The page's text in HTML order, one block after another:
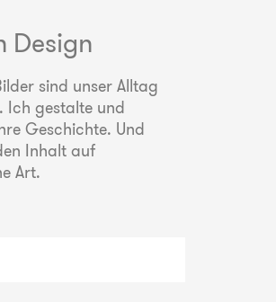
Design
sind unser Alltag
Ich gestalte und
Geschichte. Und
Inhalt auf
Art.